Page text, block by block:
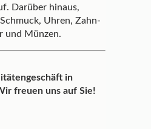
Darüber hinaus,
Uhren, Zahn-
und Münzen.
in
freuen uns auf Sie!